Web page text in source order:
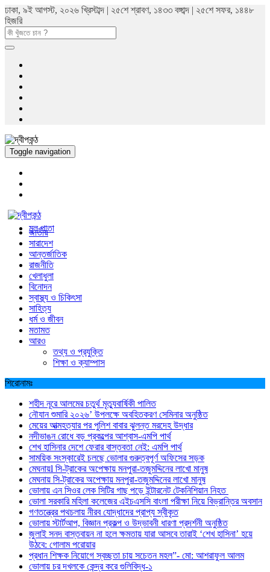
ঢাকা, ৯ই আগস্ট, ২০২৬ খ্রিস্টাব্দ | ২৫শে শ্রাবণ, ১৪৩৩ বঙ্গাব্দ | ২৫শে সফর, ১৪৪৮
হিজরি
Toggle navigation
মুল পাতা
জাতীয়
সারাদেশ
আন্তর্জাতিক
রাজনীতি
খেলাধুলা
বিনোদন
স্বাস্থ্য ও চিকিৎসা
সাহিত্য
ধর্ম ও জীবন
মতামত
আরও
তথ্য ও প্রযুক্তি
শিক্ষা ও ক্যাম্পাস
শিরোনামঃ
শহীদ নূরে আলমের চতুর্থ মৃত্যুবার্ষিকী পালিত
নৌযান শুমারি ২০২৬’ উপলক্ষে অবহিতকরণ সেমিনার অনুষ্ঠিত
মেয়ের আত্মহত্যার পর পুলিশ বাবার ঝুলন্ত মরদেহ উদ্ধার
নদীভাঙন রোধে বড় প্রকল্পের আশ্বাস-এমপি পার্থ
শেখ হাসিনার দেশে ফেরার বাস্তবতা নেই: এমপি পার্থ
সাময়িক সংস্কারেই চলছে ভোলার গুরুত্বপূর্ণ অফিসের সড়ক
মেঘনায়l সি-ট্রাকের অপেক্ষায় মনপুরা-তজুমদ্দিনের লাখো মানুষ
মেঘনায় সি-ট্রাকের অপেক্ষায় মনপুরা-তজুমদ্দিনের লাখো মানুষ
ভোলায় এন সিওর লেক সিটির গাছ পড়ে ইন্টারনেট টেকনিশিয়ান নিহত
ভোলা সরকারি মহিলা কলেজের এইচএসসি বাংলা পরীক্ষা নিয়ে বিভ্রান্তির অবসান
গণতন্ত্রের পথচলায় নীরব যোদ্ধাদের প্রাপ্য স্বীকৃত
ভোলায় স্টার্টআপ, বিজ্ঞান প্রকল্প ও উদ্ভাবনী ধারণা প্রদর্শনী অনুষ্ঠিত
জুলাই সনদ বাস্তবায়ন না হলে ক্ষমতায় যারা আসবে তারাই ‘শেখ হাসিনা’ হয়ে
উঠবে: গোলাম পরোয়ার
প্রধান শিক্ষক নিয়োগে স্বচ্ছতা চায় সচেতন মহল”- মো: আশরাফুল আলম
ভোলায় চর দখলকে কেন্দ্র করে গুলিবিদ্ধ-১